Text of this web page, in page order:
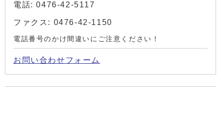
電話: 0476-42-5117
ファクス: 0476-42-1150
電話番号のかけ間違いにご注意ください！
お問い合わせフォーム